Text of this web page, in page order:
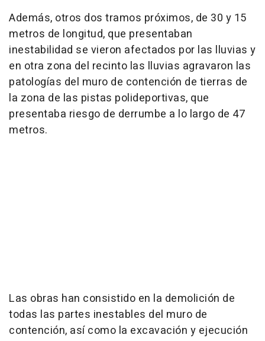
Además, otros dos tramos próximos, de 30 y 15
metros de longitud, que presentaban
inestabilidad se vieron afectados por las lluvias y
en otra zona del recinto las lluvias agravaron las
patologías del muro de contención de tierras de
la zona de las pistas polideportivas, que
presentaba riesgo de derrumbe a lo largo de 47
metros.
Las obras han consistido en la demolición de
todas las partes inestables del muro de
contención, así como la excavación y ejecución